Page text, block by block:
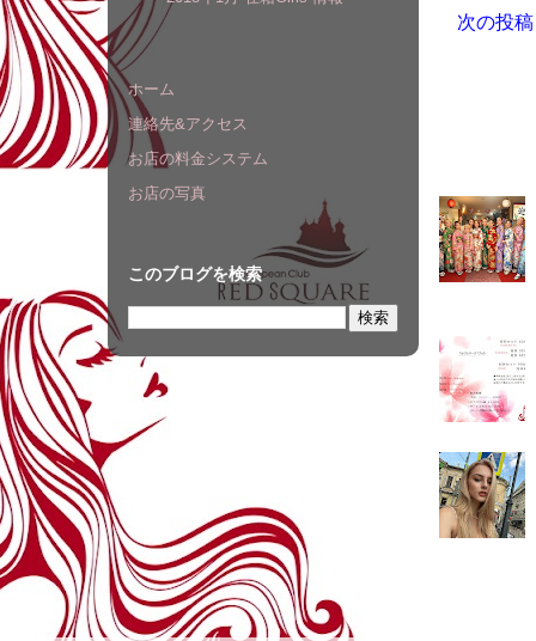
次の投稿
ホーム
連絡先&アクセス
お店の料金システム
お店の写真
このブログを検索